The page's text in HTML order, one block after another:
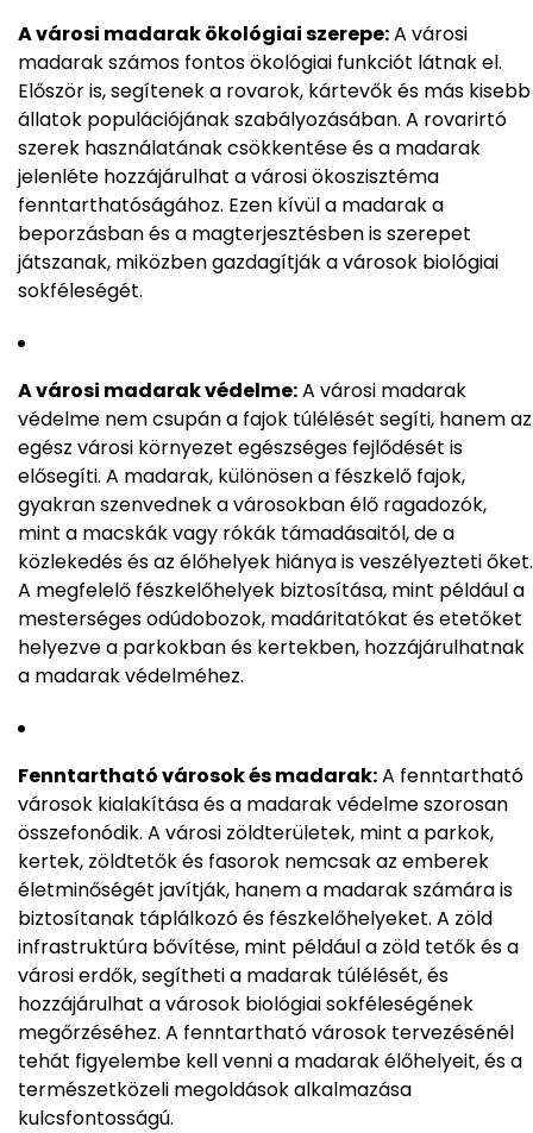
A városi madarak ökológiai szerepe:A városi
madarak számos fontos ökológiai funkciót látnak el.
Először is, segítenek a rovarok, kártevők és más kisebb
állatok populációjának szabályozásában. A rovarirtó
szerek használatának csökkentése és a madarak
jelenléte hozzájárulhat a városi ökoszisztéma
fenntarthatóságához. Ezen kívül a madarak a
beporzásban és a magterjesztésben is szerepet
játszanak, miközben gazdagítják a városok biológiai
sokféleségét.
A városi madarak védelme:A városi madarak
védelme nem csupán a fajok túlélését segíti, hanem az
egész városi környezet egészséges fejlődését is
elősegíti. A madarak, különösen a fészkelő fajok,
gyakran szenvednek a városokban élő ragadozók,
mint a macskák vagy rókák támadásaitól, de a
közlekedés és az élőhelyek hiánya is veszélyezteti őket.
A megfelelő fészkelőhelyek biztosítása, mint például a
mesterséges odúdobozok, madáritatókat és etetőket
helyezve a parkokban és kertekben, hozzájárulhatnak
a madarak védelméhez.
Fenntartható városok és madarak:A fenntartható
városok kialakítása és a madarak védelme szorosan
összefonódik. A városi zöldterületek, mint a parkok,
kertek, zöldtetők és fasorok nemcsak az emberek
életminőségét javítják, hanem a madarak számára is
biztosítanak táplálkozó és fészkelőhelyeket. A zöld
infrastruktúra bővítése, mint például a zöld tetők és a
városi erdők, segítheti a madarak túlélését, és
hozzájárulhat a városok biológiai sokféleségének
megőrzéséhez. A fenntartható városok tervezésénél
tehát figyelembe kell venni a madarak élőhelyeit, és a
természetközeli megoldások alkalmazása
kulcsfontosságú.